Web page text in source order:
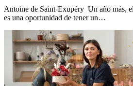
Antoine de Saint-Exupéry Un año más,
es una oportunidad de tener un…